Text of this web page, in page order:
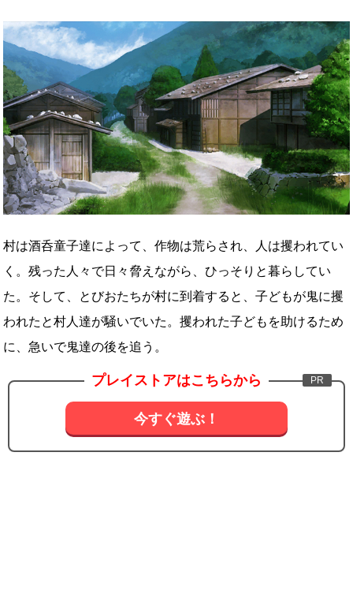
村は酒呑童子達によって、作物は荒らされ、人は攫われてい
く。残った人々で日々脅えながら、ひっそりと暮らしてい
た。そして、とびおたちが村に到着すると、子どもが鬼に攫
われたと村人達が騒いでいた。攫われた子どもを助けるため
に、急いで鬼達の後を追う。
プレイストアはこちらから
今すぐ遊ぶ！